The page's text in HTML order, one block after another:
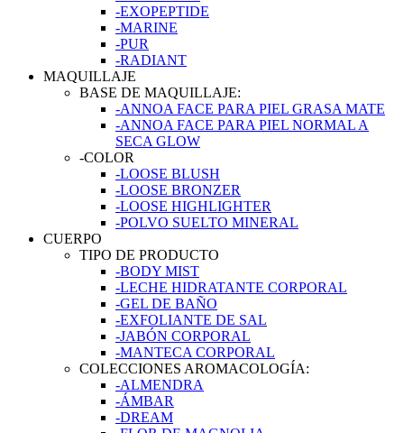
-EXOPEPTIDE
-MARINE
-PUR
-RADIANT
MAQUILLAJE
BASE DE MAQUILLAJE:
-ANNOA FACE PARA PIEL GRASA MATE
-ANNOA FACE PARA PIEL NORMAL A
SECA GLOW
-COLOR
-LOOSE BLUSH
-LOOSE BRONZER
-LOOSE HIGHLIGHTER
-POLVO SUELTO MINERAL
CUERPO
TIPO DE PRODUCTO
-BODY MIST
-LECHE HIDRATANTE CORPORAL
-GEL DE BAÑO
-EXFOLIANTE DE SAL
-JABÓN CORPORAL
-MANTECA CORPORAL
COLECCIONES AROMACOLOGÍA:
-ALMENDRA
-ÁMBAR
-DREAM